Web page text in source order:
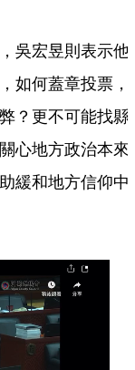
吳宏昱則表示他
如何蓋章投票，
？更不可能找縣
心地方政治本來
緩和地方信仰中